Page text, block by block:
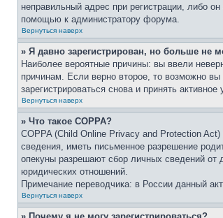
неправильный адрес при регистрации, либо
помощью к администратору форума.
Вернуться наверх
» Я давно зарегистрирован, но больше не
Наиболее вероятные причины: вы ввели
причинам. Если верно второе, то возможно
зарегистрироваться снова и принять активное
Вернуться наверх
» Что такое COPPA?
COPPA (Child Online Privacy and Protection
сведения, иметь письменное разрешение
опекуны разрешают сбор личных сведений от
юридических отношений.
Примечание переводчика: в России данный
Вернуться наверх